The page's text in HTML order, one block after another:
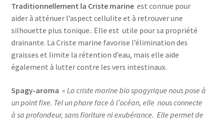
Traditionnellement la Criste marine est connue pour
aider à atténuer l’aspect cellulite et à retrouver une
silhouette plus tonique.. Elle est utile pour sa propriété
drainante. La Criste marine favorise l’élimination des
graisses et limite la rétention d’eau, mais elle aide
également à lutter contre les vers intestinaux.
Spagy-aroma « La criste marine bio spagyrique nous pose à
un point fixe. Tel un phare face à l’océan, elle nous connecte
à sa profondeur, sans fioriture ni exubérance. Elle permet de